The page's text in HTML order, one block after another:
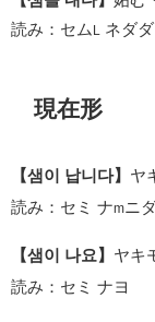
読み：セム
ネダダ
現在形
【샘이 납니다】 ヤ
読み：セミ ナm ニ
【샘이 나요】 ヤキ
読み：セミ ナヨ